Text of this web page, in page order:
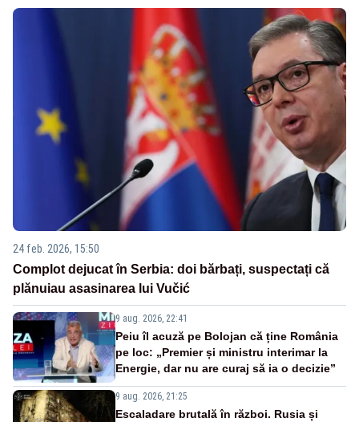
24 feb. 2026, 15:50
Complot dejucat în Serbia: doi bărbați, suspectați că
plănuiau asasinarea lui Vučić
9 aug. 2026, 22:41
Peiu îl acuză pe Bolojan că ține România
pe loc: „Premier și ministru interimar la
Energie, dar nu are curaj să ia o decizie”
9 aug. 2026, 21:25
Escaladare brutală în război. Rusia și